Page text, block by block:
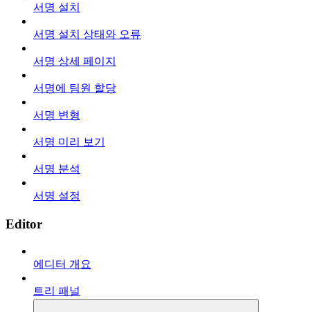
서명 설치
서명 설치 상태와 오류
서명 상세 페이지
서명에 팀원 할당
서명 변형
서명 미리 보기
서명 분석
서명 설정
Editor
에디터 개요
트리 패널